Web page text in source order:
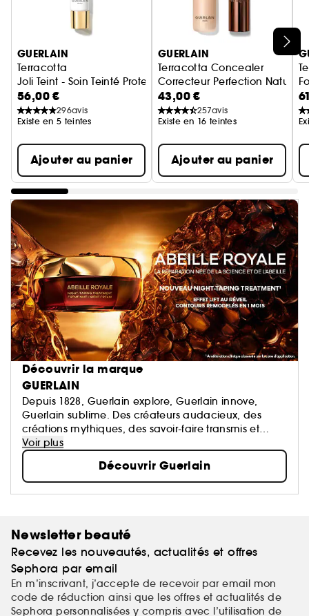
GUERLAIN
Terracotta
Joli Teint - Soin Teinté Protecteur - Effet Bonne Mine
56,00 €
296avis
Existe en 5 teintes
Ajouter au panier
GUERLAIN
Terracotta Concealer
Correcteur Perfection Naturelle
43,00 €
257avis
Existe en 16 teintes
Ajouter au panier
Découvrir la marque
GUERLAIN
Depuis 1828, Guerlain explore, Guerlain innove,
Guerlain sublime. Des créateurs audacieux, des
créations mythiques, des savoir-faire transmis et
perpétués. La Culture du Beau en signature.
Voir plus
Découvrir Guerlain
Newsletter beauté
Recevez les nouveautés, actualités et offres
Sephora par email
En m’inscrivant, j’accepte de recevoir par email mon
code de réduction ainsi que les offres et actualités de
Sephora personnalisées y compris avec l’utilisation de